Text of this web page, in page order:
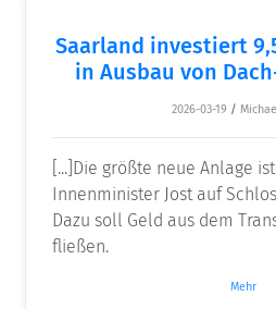
Saarland investiert
in Ausbau von
2026-03-19 /
[...]Die größte neue Anlage
Innenminister Jost auf
Dazu soll Geld aus dem
fließen.
Mehr